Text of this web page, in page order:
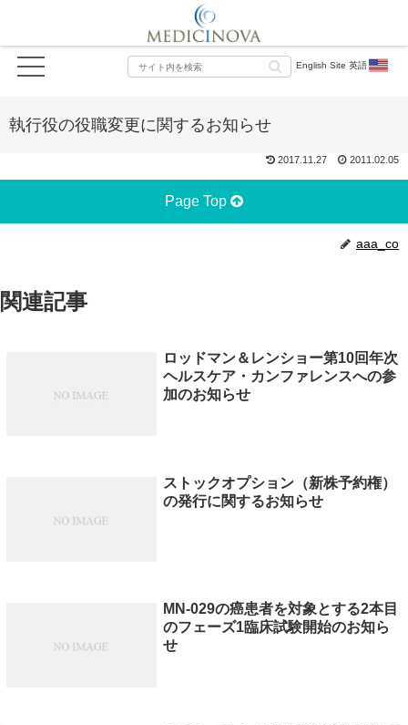
English Site 英語
執行役の役職変更に関するお知らせ
2017.11.27 2011.02.05
Page Top
aaa_co
関連記事
ロッドマン＆レンショー第10回年次
ヘルスケア・カンファレンスへの参
加のお知らせ
ストックオプション（新株予約権）
の発行に関するお知らせ
MN-029の癌患者を対象とする2本目
のフェーズ1臨床試験開始のお知ら
せ